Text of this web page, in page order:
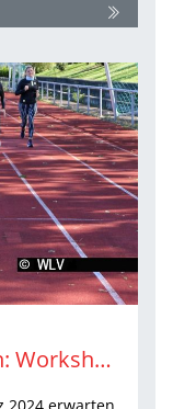
Laufen ohne Beschwerden: Workshop beim WLV Laufkongress 2024
2024 erwarten